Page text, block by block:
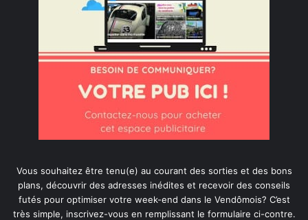
Vous souhaitez être tenu(e) au courant des sorties et des bons
plans, découvrir des adresses inédites et recevoir des conseils
futés pour optimiser votre week-end dans le Vendômois? C’est
très simple, inscrivez-vous en remplissant le formulaire ci-contre.